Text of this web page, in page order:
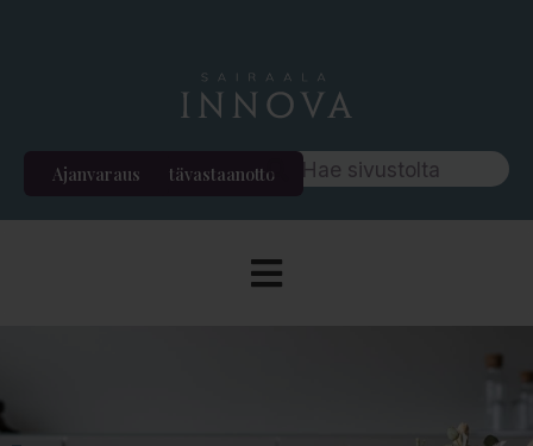
Etävastaanotto
Ajanvaraus